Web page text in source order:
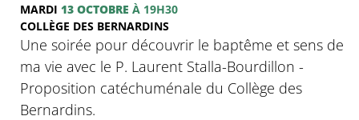
MARDI 13 OCTOBRE À 19H30
COLLÈGE DES BERNARDINS
Une soirée pour découvrir le baptême et sens de
ma vie avec le P. Laurent Stalla-Bourdillon -
Proposition catéchuménale du Collège des
Bernardins.